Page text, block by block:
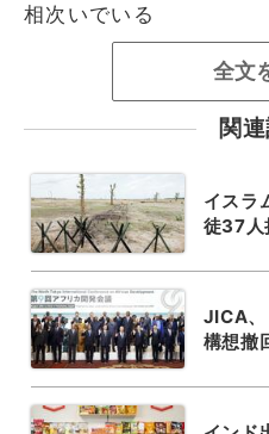
相次いでいる
全文
関
イスラ
徒37人
JICA、
構想撤